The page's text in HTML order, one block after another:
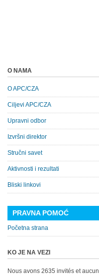
O NAMA
O APC/CZA
Ciljevi APC/CZA
Upravni odbor
Izvršni direktor
Stručni savet
Aktivnosti i rezultati
Bliski linkovi
PRAVNA POMOĆ
Početna strana
KO JE NA VEZI
Nous avons 2635 invités et aucun